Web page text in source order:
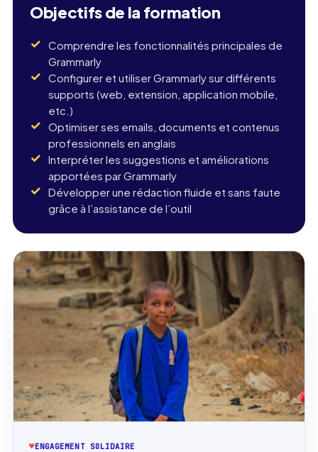
Objectifs de la formation
Comprendre les fonctionnalités principales de
Grammarly
Configurer et utiliser Grammarly sur différents
supports (web, extension, application mobile,
etc.)
Optimiser ses emails, documents et contenus
professionnels en anglais
Interpréter les suggestions et améliorations
apportées par Grammarly
Développer une rédaction fluide et sans faute
grâce à l’assistance de l’outil
♥ENGAGEMENT SOLIDAIRE